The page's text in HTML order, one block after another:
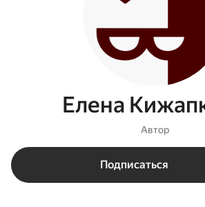
Елена
Автор
Подписаться